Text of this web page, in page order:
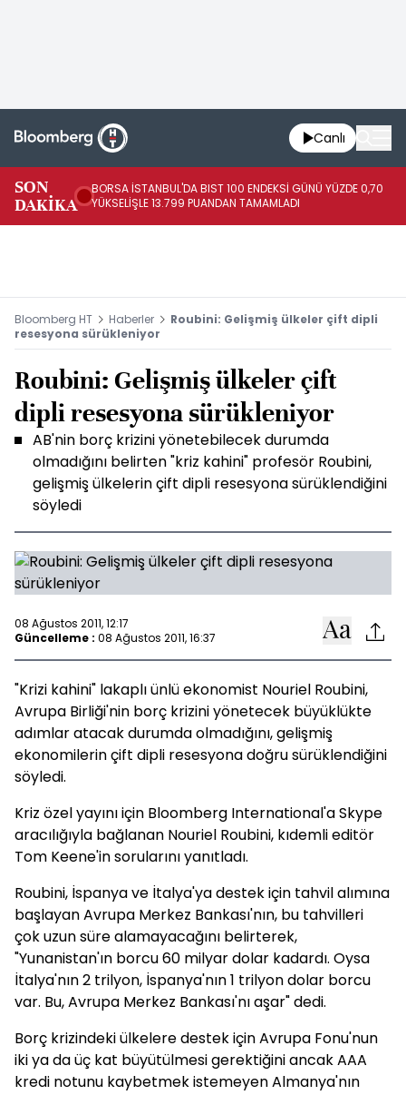
Canlı
SON
DAKİKA
BORSA İSTANBUL'DA BIST 100 ENDEKSİ GÜNÜ YÜZDE 0,70
YÜKSELİŞLE 13.799 PUANDAN TAMAMLADI
Bloomberg HT Haberler
Roubini: Gelişmiş ülkeler çift dipli
resesyona sürükleniyor
Roubini: Gelişmiş ülkeler çift
dipli resesyona sürükleniyor
AB'nin borç krizini yönetebilecek durumda
olmadığını belirten "kriz kahini" profesör Roubini,
gelişmiş ülkelerin çift dipli resesyona sürüklendiğini
söyledi
08 Ağustos 2011, 12:17
Güncelleme : 08 Ağustos 2011, 16:37
"Krizi kahini" lakaplı ünlü ekonomist Nouriel Roubini,
Avrupa Birliği'nin borç krizini yönetecek büyüklükte
adımlar atacak durumda olmadığını, gelişmiş
ekonomilerin çift dipli resesyona doğru sürüklendiğini
söyledi.
Kriz özel yayını için Bloomberg International'a Skype
aracılığıyla bağlanan Nouriel Roubini, kıdemli editör
Tom Keene'in sorularını yanıtladı.
Roubini, İspanya ve İtalya'ya destek için tahvil alımına
başlayan Avrupa Merkez Bankası'nın, bu tahvilleri
çok uzun süre alamayacağını belirterek,
"Yunanistan'ın borcu 60 milyar dolar kadardı. Oysa
İtalya'nın 2 trilyon, İspanya'nın 1 trilyon dolar borcu
var. Bu, Avrupa Merkez Bankası'nı aşar" dedi.
Borç krizindeki ülkelere destek için Avrupa Fonu'nun
iki ya da üç kat büyütülmesi gerektiğini ancak AAA
kredi notunu kaybetmek istemeyen Almanya'nın